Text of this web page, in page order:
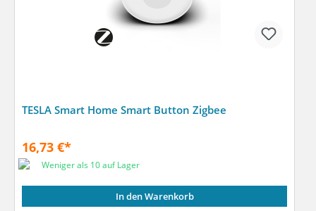
TESLA Smart Home Smart Button Zigbee
16,73 €*
Weniger als 10 auf Lager
In den Warenkorb